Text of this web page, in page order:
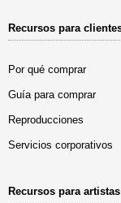
Recursos para
Por qué comprar
Guía para comprar
Reproducciones
Servicios corporativos
Recursos para artistas